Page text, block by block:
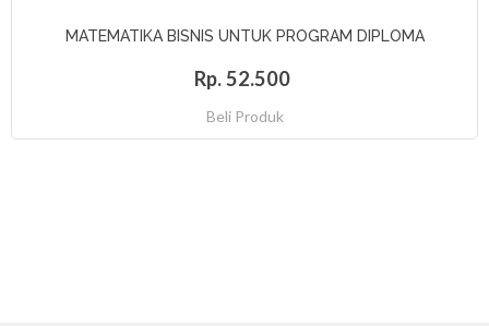
MATEMATIKA BISNIS UNTUK PROGRAM DIPLOMA
Rp. 52.500
Beli Produk